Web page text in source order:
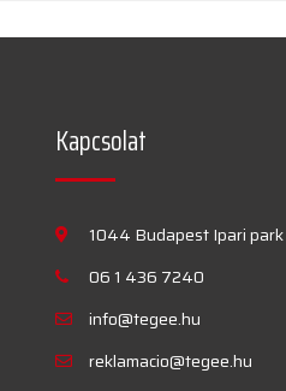
Kapcsolat
1044 Budapest Ipari park
06 1 436 7240
info@tegee.hu
reklamacio@tegee.hu